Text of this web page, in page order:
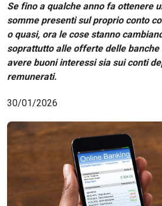
Se fino a qualche anno fa ottenere
somme presenti sul proprio conto
o quasi, ora le cose stanno
soprattutto alle offerte delle banche
avere buoni interessi sia sui conti
remunerati.
30/01/2026